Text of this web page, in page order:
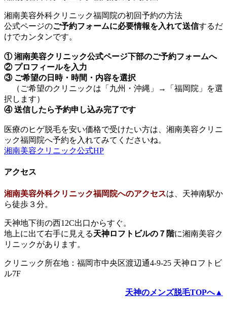
湘南美容外科クリニック福岡院の初回予約の方法
公式ページのご予約フォームに必要情報を入れて送信するだ
けでカンタンです。
① 湘南美容クリニック公式ページ下部のご予約フォームへ
② プロフィールを入力
③ ご希望の日時・時間・内容を選択
（ご希望のクリニックは「九州・沖縄」→「福岡院」を選
択します）
④ 送信したら予約申し込み完了です
医療のヒゲ脱毛を安い価格で受けたい方は、湘南美容クリニ
ック福岡院へ予約を入れてみてくださいね。
湘南美容クリニック公式HP
アクセス
湘南美容外科クリニック福岡院へのアクセスは、天神南駅か
ら徒歩３分。
天神地下街の西12C出口からすぐ。
地上に出て右手に見える天神ロフトビルの７階に湘南美容ク
リニックがあります。
クリニック所在地：福岡市中央区渡辺通4-9-25 天神ロフトビ
ル7F
天神のメンズ脱毛TOPへ▲